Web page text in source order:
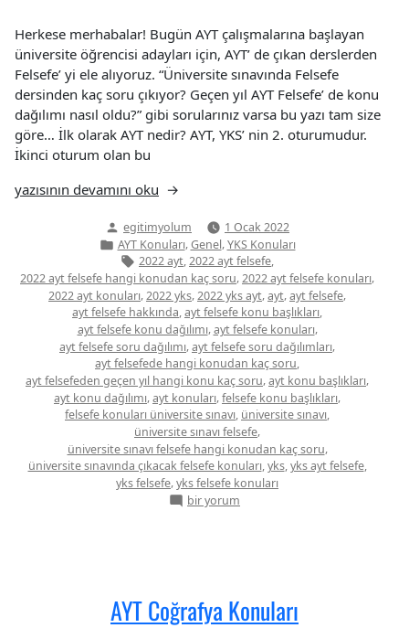
Herkese merhabalar! Bugün AYT çalışmalarına başlayan
üniversite öğrencisi adayları için, AYT’ de çıkan derslerden
Felsefe’ yi ele alıyoruz. “Üniversite sınavında Felsefe
dersinden kaç soru çıkıyor? Geçen yıl AYT Felsefe’ de konu
dağılımı nasıl oldu?” gibi sorularınız varsa bu yazı tam size
göre… İlk olarak AYT nedir? AYT, YKS’ nin 2. oturumudur.
İkinci oturum olan bu
“AYT
yazısının devamını oku
Yazan:
egitimyolum
1 Ocak 2022
Yazı
kategorisi
AYT Konuları,Genel,YKS Konuları
Etiketler:
2022 ayt,2022 ayt felsefe,
2022 ayt felsefe hangi konudan kaç soru,2022 ayt felsefe konuları,
2022 ayt konuları,2022 yks,2022 yks ayt,ayt,ayt felsefe,
ayt felsefe hakkında,ayt felsefe konu başlıkları,
ayt felsefe konu dağılımı,ayt felsefe konuları,
ayt felsefe soru dağılımı,ayt felsefe soru dağılımları,
ayt felsefede hangi konudan kaç soru,
ayt felsefeden geçen yıl hangi konu kaç soru,ayt konu başlıkları,
ayt konu dağılımı,ayt konuları,felsefe konu başlıkları,
felsefe konuları üniversite sınavı, üniversite sınavı,
üniversite sınavı felsefe,
üniversite sınavı felsefe hangi konudan kaç soru,
üniversite sınavında çıkacak felsefe konuları,yks,yks ayt felsefe,
yks felsefe,yks felsefe konuları
AYT
bir yorum
AYT Coğrafya Konuları